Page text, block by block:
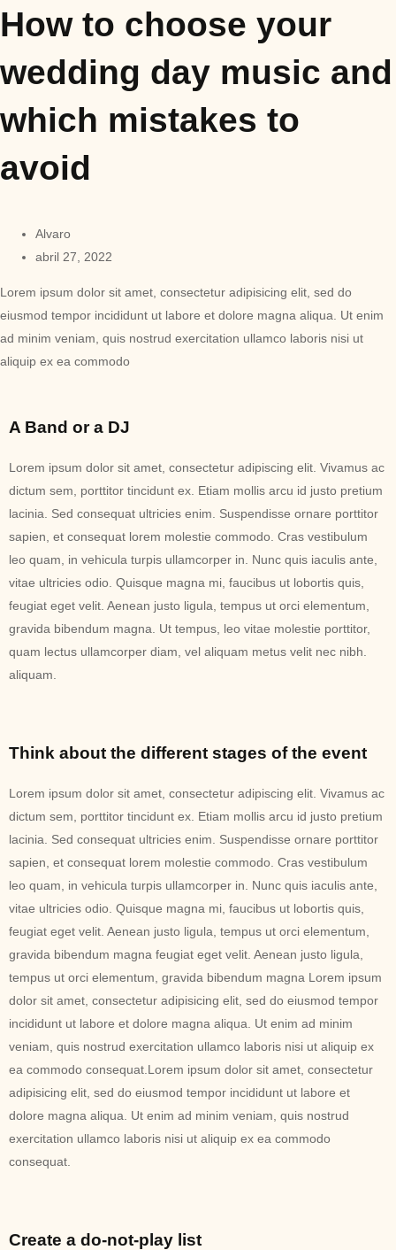
How to choose your
wedding day music and
which mistakes to
avoid
Alvaro
abril 27, 2022
Lorem ipsum dolor sit amet, consectetur adipisicing elit, sed do
eiusmod tempor incididunt ut labore et dolore magna aliqua. Ut enim
ad minim veniam, quis nostrud exercitation ullamco laboris nisi ut
aliquip ex ea commodo
A Band or a DJ
Lorem ipsum dolor sit amet, consectetur adipiscing elit. Vivamus ac
dictum sem, porttitor tincidunt ex. Etiam mollis arcu id justo pretium
lacinia. Sed consequat ultricies enim. Suspendisse ornare porttitor
sapien, et consequat lorem molestie commodo. Cras vestibulum
leo quam, in vehicula turpis ullamcorper in. Nunc quis iaculis ante,
vitae ultricies odio. Quisque magna mi, faucibus ut lobortis quis,
feugiat eget velit. Aenean justo ligula, tempus ut orci elementum,
gravida bibendum magna. Ut tempus, leo vitae molestie porttitor,
quam lectus ullamcorper diam, vel aliquam metus velit nec nibh.
aliquam.
Think about the different stages of the event
Lorem ipsum dolor sit amet, consectetur adipiscing elit. Vivamus ac
dictum sem, porttitor tincidunt ex. Etiam mollis arcu id justo pretium
lacinia. Sed consequat ultricies enim. Suspendisse ornare porttitor
sapien, et consequat lorem molestie commodo. Cras vestibulum
leo quam, in vehicula turpis ullamcorper in. Nunc quis iaculis ante,
vitae ultricies odio. Quisque magna mi, faucibus ut lobortis quis,
feugiat eget velit. Aenean justo ligula, tempus ut orci elementum,
gravida bibendum magna feugiat eget velit. Aenean justo ligula,
tempus ut orci elementum, gravida bibendum magna Lorem ipsum
dolor sit amet, consectetur adipisicing elit, sed do eiusmod tempor
incididunt ut labore et dolore magna aliqua. Ut enim ad minim
veniam, quis nostrud exercitation ullamco laboris nisi ut aliquip ex
ea commodo consequat.Lorem ipsum dolor sit amet, consectetur
adipisicing elit, sed do eiusmod tempor incididunt ut labore et
dolore magna aliqua. Ut enim ad minim veniam, quis nostrud
exercitation ullamco laboris nisi ut aliquip ex ea commodo
consequat.
Create a do-not-play list